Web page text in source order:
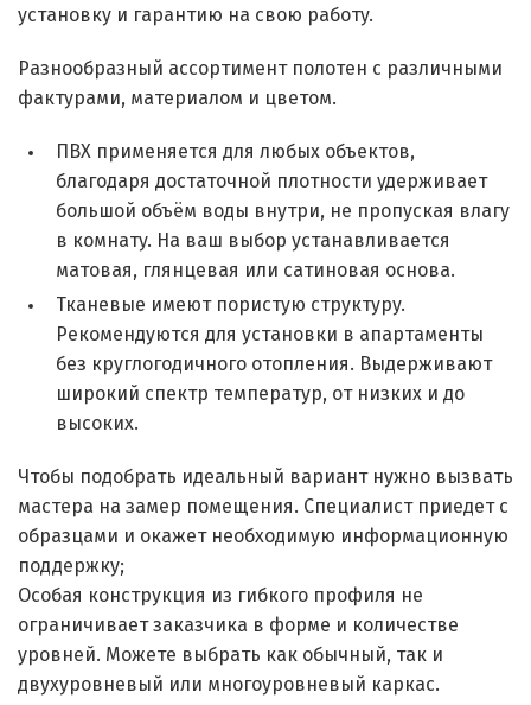
установку и гарантию на свою работу.
Разнообразный ассортимент полотен с различными
фактурами, материалом и цветом.
ПВХ применяется для любых объектов,
благодаря достаточной плотности удерживает
большой объём воды внутри, не пропуская влагу
в комнату. На ваш выбор устанавливается
матовая, глянцевая или сатиновая основа.
Тканевые имеют пористую структуру.
Рекомендуются для установки в апартаменты
без круглогодичного отопления. Выдерживают
широкий спектр температур, от низких и до
высоких.
Чтобы подобрать идеальный вариант нужно вызвать
мастера на замер помещения. Специалист приедет с
образцами и окажет необходимую информационную
поддержку;
Особая конструкция из гибкого профиля не
ограничивает заказчика в форме и количестве
уровней. Можете выбрать как обычный, так и
двухуровневый или многоуровневый каркас.